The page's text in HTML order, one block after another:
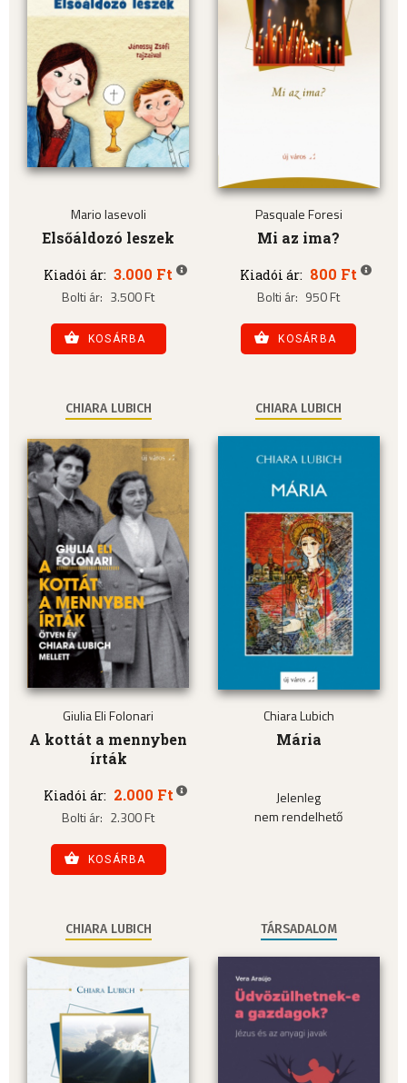
Mario Iasevoli
Elsőáldozó leszek
Kiadói ár: 3.000 Ft
Bolti ár: 3.500 Ft
KOSÁRBA
Pasquale Foresi
Mi az ima?
Kiadói ár: 800 Ft
Bolti ár: 950 Ft
KOSÁRBA
CHIARA LUBICH
Giulia Eli Folonari
A kottát a mennyben
írták
Kiadói ár: 2.000 Ft
Bolti ár: 2.300 Ft
KOSÁRBA
CHIARA LUBICH
Chiara Lubich
Mária
Jelenleg
nem rendelhető
CHIARA LUBICH TÁRSADALOM